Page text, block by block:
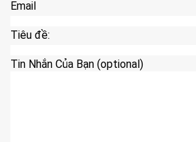
Email
Tiêu đề:
Tin Nhắn Của Bạn (optional)